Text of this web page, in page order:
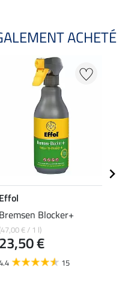
ACHETÉ
Effol
Bremsen Blocker+
(47,00 € / 1 l)
23,50 €
15